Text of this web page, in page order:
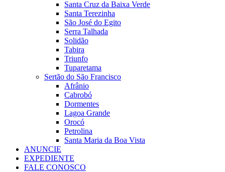
Santa Cruz da Baixa Verde
Santa Terezinha
São José do Egito
Serra Talhada
Solidão
Tabira
Triunfo
Tuparetama
Sertão do São Francisco
Afrânio
Cabrobó
Dormentes
Lagoa Grande
Orocó
Petrolina
Santa Maria da Boa Vista
ANUNCIE
EXPEDIENTE
FALE CONOSCO